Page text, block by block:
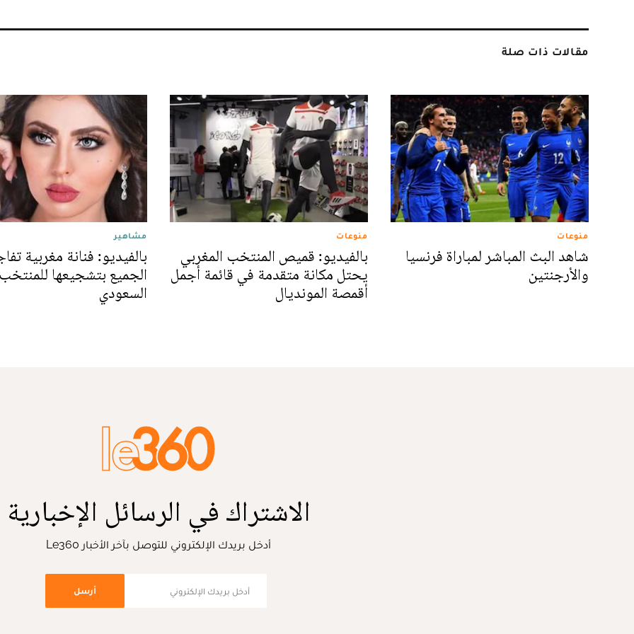
مقالات ذات صلة
منوعات
شاهد البث المباشر لمباراة فرنسيا
والأرجنتين
منوعات
بالفيديو: قميص المنتخب المغربي
يحتل مكانة متقدمة في قائمة أجمل
أقمصة المونديال
مشاهير
بالفيديو: فنانة مغربية
الجميع بتشجيعها
السعودي
الاشتراك في الرسائل الإخبارية
أدخل بريدك الإلكتروني للتوصل بآخر الأخبار Le360
أرسل